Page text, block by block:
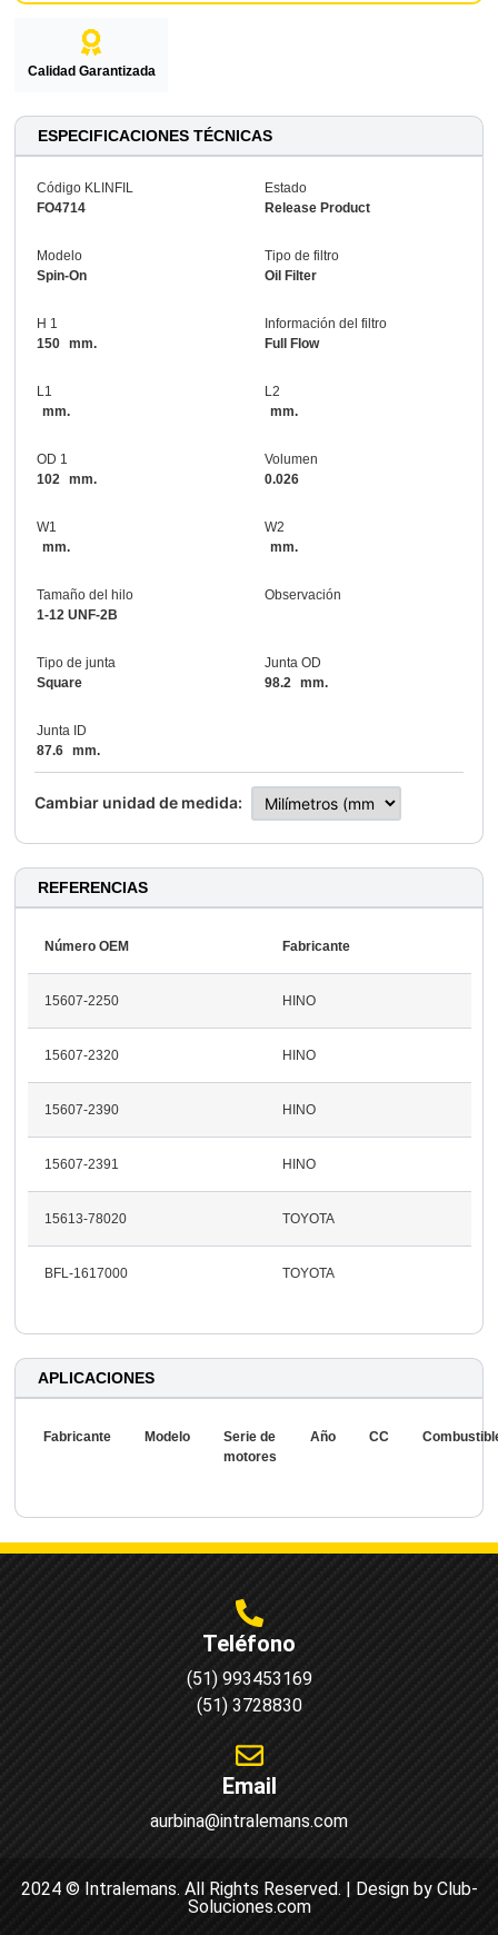
Calidad Garantizada
ESPECIFICACIONES TÉCNICAS
Código KLINFIL
FO4714
Estado
Release Product
Modelo
Spin-On
Tipo de filtro
Oil Filter
H 1
150 mm.
Información del filtro
Full Flow
L1
mm.
L2
mm.
OD 1
102
mm.
Volumen
0.026
W1
mm.
W2
mm.
Tamaño del hilo
1-12 UNF-2B
Observación
Tipo de junta
Square
Junta OD
98.2
mm.
Junta ID
87.6 mm.
Cambiar unidad de medida:
REFERENCIAS
Número OEM Fabricante
15607-2250 HINO
15607-2320 HINO
15607-2390 HINO
15607-2391 HINO
15613-78020 TOYOTA
BFL-1617000 TOYOTA
APLICACIONES
Fabricante Modelo
Serie de
motores
Año CC
Teléfono
(51) 993453169
(51) 3728830
Email
aurbina@intralemans.com
2024 © Intralemans. All Rights Reserved. | Design by Club-
Soluciones.com